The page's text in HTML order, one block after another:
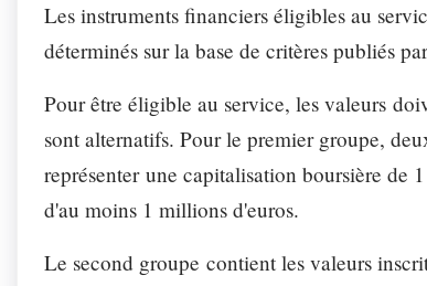
Les instruments financiers éligibles au
déterminés sur la base de critères publiés
Pour être éligible au service, les valeurs
sont alternatifs. Pour le premier groupe,
représenter une capitalisation boursière de
d'au moins 1 millions d'euros.
Le second groupe contient les valeurs